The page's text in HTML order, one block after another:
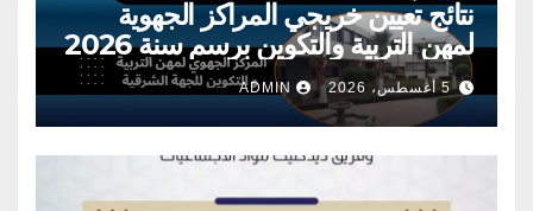
نتائج تعيين خريجي المراكز الجهوية
لمهن التربية والتكوين برسم سنة 2026
5 أغسطس، 2026 ADMIN